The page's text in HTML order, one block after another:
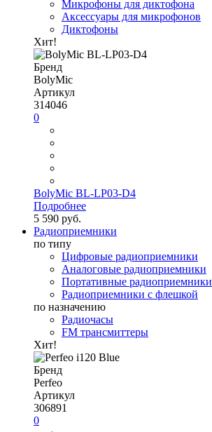
Микрофоны для диктофона
Аксессуары для микрофонов
Диктофоны
Хит!
Бренд
BolyMic
Артикул
314046
0
BolyMic BL-LP03-D4
Подробнее
5 590 руб.
Радиоприемники
по типу
Цифровые радиоприемники
Аналоговые радиоприемники
Портативные радиоприемники
Радиоприемники с флешкой
по назначению
Радиочасы
FM трансмиттеры
Хит!
Бренд
Perfeo
Артикул
306891
0